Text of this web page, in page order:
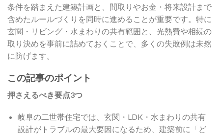
条件を踏まえた建築計画と、間取りやお金・将来設計まで
含めたルールづくりを同時に進めることが重要です。特に
玄関・リビング・水まわりの共有範囲と、光熱費や相続の
取り決めを事前に詰めておくことで、多くの失敗例は未然
に防げます。
この記事のポイント
押さえるべき要点3つ
岐阜の二世帯住宅では、玄関・LDK・水まわりの共有
設計がトラブルの最大要因になるため、建築前に「ど